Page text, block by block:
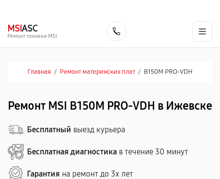
MSIASC
Ремонт техники MSI
Главная / Ремонт материнских плат / B150M PRO-VDH
Ремонт MSI B150M PRO-VDH в Ижевске
Бесплатный выезд курьера
Бесплатная диагностика в течение 30 минут
Гарантия на ремонт до 3х лет